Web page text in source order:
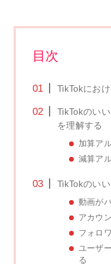
目次
TikTokにお
TikTokのい
を理解する
加算ア
減算ア
TikTokのい
動画が
アカウ
フォロ
ユーザ
る